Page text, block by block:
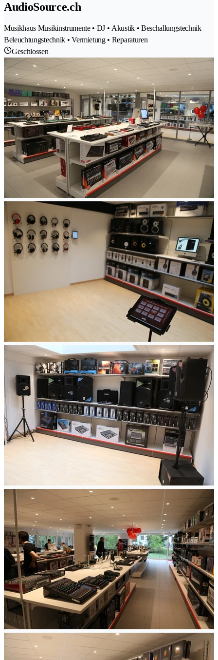
AudioSource.ch
Musikhaus Musikinstrumente • DJ • Akustik • Beschallungstechnik
Beleuchtungstechnik • Vermietung • Reparaturen
Geschlossen